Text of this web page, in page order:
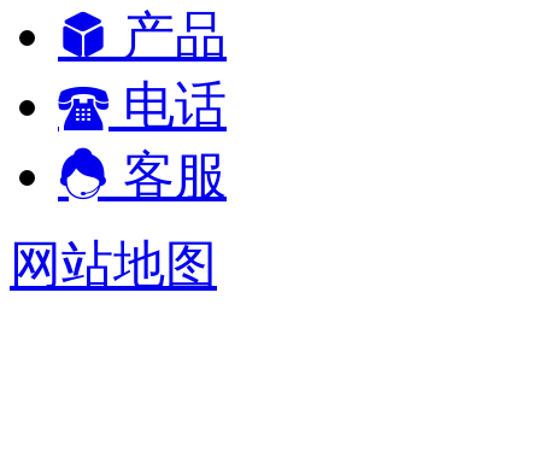
产品
电话
客服
网站地图